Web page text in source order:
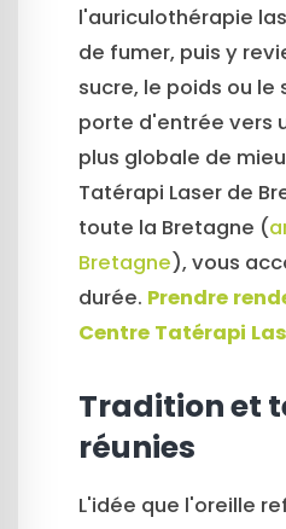
l'auriculothérapie
de fumer, puis y
sucre, le poids ou le
porte d'entrée vers
plus globale de
Tatérapi Laser de
toute la Bretagne (
Bretagne), vous
durée. Prendre
Centre Tatérapi
Tradition et
réunies
L'idée que l'oreille